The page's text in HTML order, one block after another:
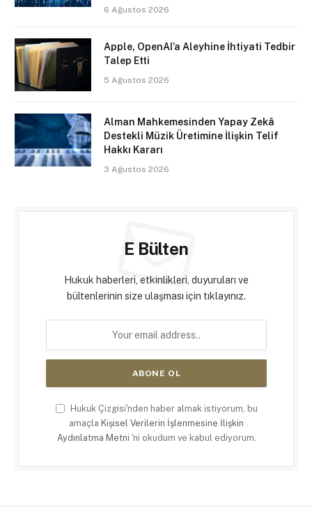
6 Ağustos 2026
Apple, OpenAI’a Aleyhine İhtiyati Tedbir
Talep Etti
5 Ağustos 2026
Alman Mahkemesinden Yapay Zekâ
Destekli Müzik Üretimine İlişkin Telif
Hakkı Kararı
3 Ağustos 2026
E Bülten
Hukuk haberleri, etkinlikleri, duyuruları ve
bültenlerinin size ulaşması için tıklayınız.
Hukuk Çizgisi'nden haber almak istiyorum, bu
amaçla Kişisel Verilerin İşlenmesine İlişkin
Aydınlatma Metni 'ni okudum ve kabul ediyorum.